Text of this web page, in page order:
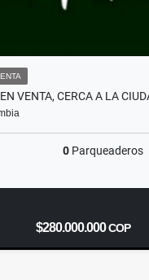
VENTA, CERCA A LA
0 Parqueaderos
$280.000.000COP